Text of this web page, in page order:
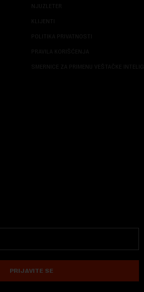
NJUZLETER
KLIJENTI
POLITIKA PRIVATNOSTI
PRAVILA KORIŠĆENJA
SMERNICE ZA PRIMENU VEŠTAČKE
PRIJAVITE SE